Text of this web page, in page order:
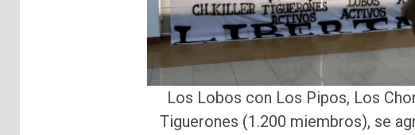
Los Lobos con Los Pipos, Los
Tiguerones (1.200 miembros), se